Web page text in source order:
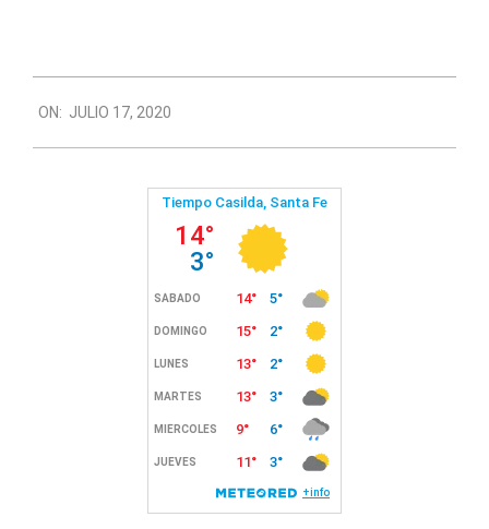
07-
17
ON: JULIO 17, 2020